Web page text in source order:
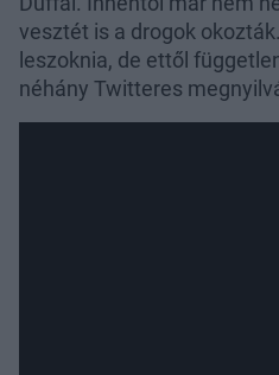
vesztét is a drogok
leszoknia, de ettől
néhány Twitteres